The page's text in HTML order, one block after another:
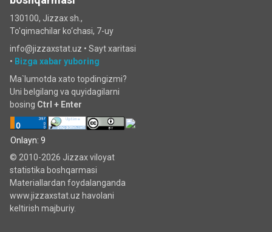
130100, Jizzax sh.,
To'qimachilar ko‘chаsi, 7-uy
info@jizzaxstat.uz • Sayt xaritasi
• Bizga xabar yuboring
Ma`lumotda xato topdingizmi?
Uni belgilang va quyidagilarni
bosing Ctrl + Enter
Onlayn: 9
© 2010-2026 Jizzax viloyat
statistika boshqarmasi
Materiallardan foydalanganda
www.jizzaxstat.uz havolani
keltirish majburiy.